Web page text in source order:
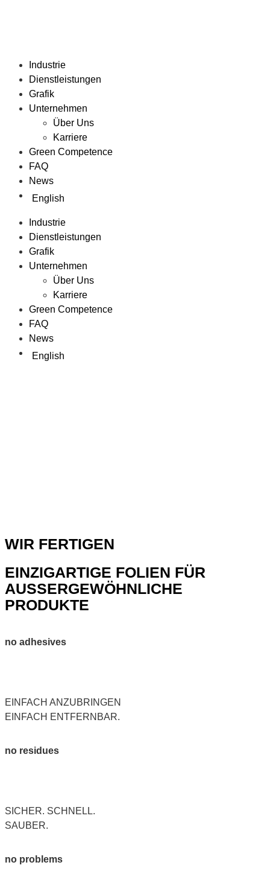
Industrie
Dienstleistungen
Grafik
Unternehmen
Über Uns
Karriere
Green Competence
FAQ
News
English
Industrie
Dienstleistungen
Grafik
Unternehmen
Über Uns
Karriere
Green Competence
FAQ
News
English
WIR FERTIGEN
EINZIGARTIGE FOLIEN FÜR
AUSSERGEWÖHNLICHE
PRODUKTE
no adhesives
EINFACH ANZUBRINGEN
EINFACH ENTFERNBAR.
no residues
SICHER. SCHNELL.
SAUBER.
no problems